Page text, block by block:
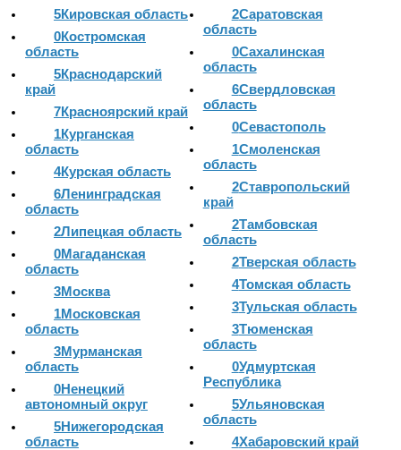
5Кировская область
0Костромская
область
5Краснодарский
край
7Красноярский край
1Курганская
область
4Курская область
6Ленинградская
область
2Липецкая область
0Магаданская
область
3Москва
1Московская
область
3Мурманская
область
0Ненецкий
автономный округ
5Нижегородская
область
2Саратовская
область
0Сахалинская
область
6Свердловская
область
0Севастополь
1Смоленская
область
2Ставропольский
край
2Тамбовская
область
2Тверская область
4Томская область
3Тульская область
3Тюменская
область
0Удмуртская
Республика
5Ульяновская
область
4Хабаровский край